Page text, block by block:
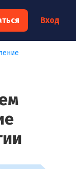
Вход
×
к